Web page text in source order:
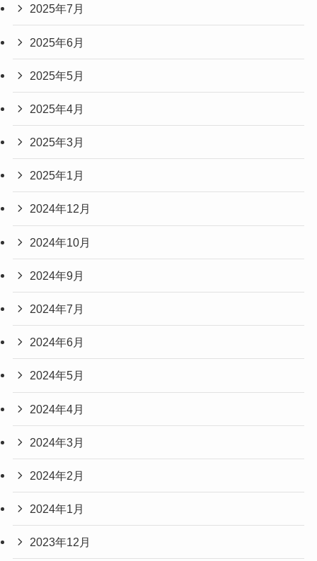
2025年7月
2025年6月
2025年5月
2025年4月
2025年3月
2025年1月
2024年12月
2024年10月
2024年9月
2024年7月
2024年6月
2024年5月
2024年4月
2024年3月
2024年2月
2024年1月
2023年12月